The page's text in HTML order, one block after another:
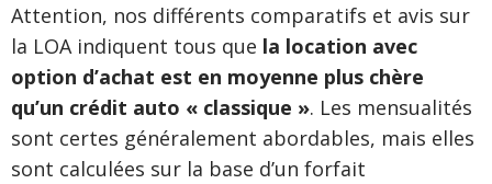
Attention, nos différents comparatifs et avis sur
la LOA indiquent tous que la location avec
option d’achat est en moyenne plus chère
qu’un crédit auto « classique ». Les mensualités
sont certes généralement abordables, mais elles
sont calculées sur la base d’un forfait